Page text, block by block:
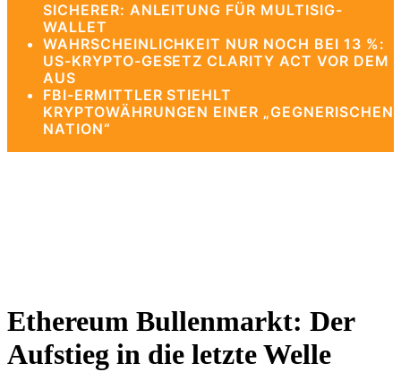
SICHERER: ANLEITUNG FÜR MULTISIG-
WALLET
WAHRSCHEINLICHKEIT NUR NOCH BEI 13 %:
US-KRYPTO-GESETZ CLARITY ACT VOR DEM
AUS
FBI-ERMITTLER STIEHLT
KRYPTOWÄHRUNGEN EINER „GEGNERISCHEN
NATION“
Ethereum Bullenmarkt: Der
Aufstieg in die letzte Welle